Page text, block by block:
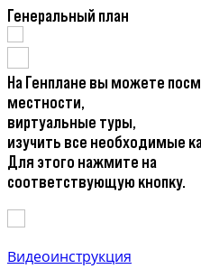
Генеральный план
На Генплане вы можете
местности,
виртуальные туры,
изучить все необходимые
Для этого нажмите на
соответствующую кнопку.
Видеоинструкция